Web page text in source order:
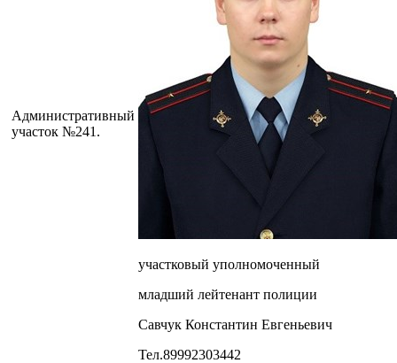
Административный
участок №241.
участковый уполномоченный
младший лейтенант полиции
Савчук Константин Евгеньевич
Тел.89992303442